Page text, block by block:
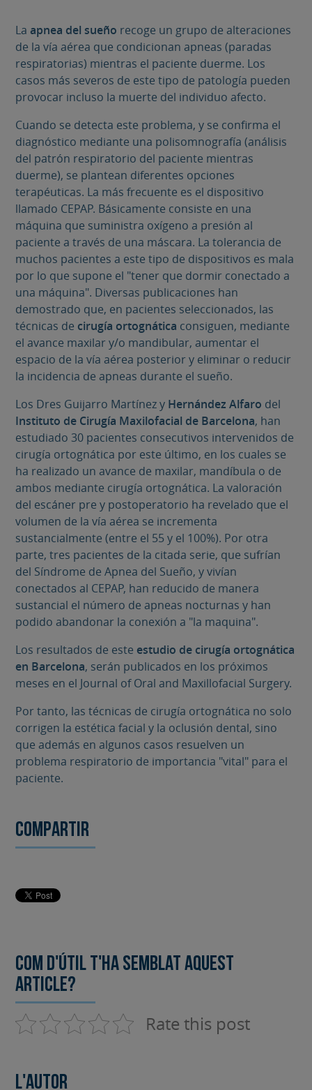
Laapnea del sueño recoge un grupo de alteraciones
de la vía aérea que condicionan apneas (paradas
respiratorias) mientras el paciente duerme. Los
casos más severos de este tipo de patología pueden
provocar incluso la muerte del individuo afecto.
Cuando se detecta este problema, y se confirma el
diagnóstico mediante una polisomnografía (análisis
del patrón respiratorio del paciente mientras
duerme), se plantean diferentes opciones
terapéuticas. La más frecuente es el dispositivo
llamado CEPAP. Básicamente consiste en una
máquina que suministra oxígeno a presión al
paciente a través de una máscara. La tolerancia de
muchos pacientes a este tipo de dispositivos es mala
por lo que supone el "tener que dormir conectado a
una máquina". Diversas publicaciones han
demostrado que, en pacientes seleccionados, las
técnicas de cirugía ortognática consiguen, mediante
el avance maxilar y/o mandibular, aumentar el
espacio de la vía aérea posterior y eliminar o reducir
la incidencia de apneas durante el sueño.
Los Dres Guijarro Martínez y Hernández Alfaro del
Instituto de Cirugía Maxilofacial de Barcelona, han
estudiado 30 pacientes consecutivos intervenidos de
cirugía ortognática por este último, en los cuales se
ha realizado un avance de maxilar, mandíbula o de
ambos mediante cirugía ortognática. La valoración
del escáner pre y postoperatorio ha revelado que el
volumen de la vía aérea se incrementa
sustancialmente (entre el 55 y el 100%). Por otra
parte, tres pacientes de la citada serie, que sufrían
del Síndrome de Apnea del Sueño, y vivían
conectados al CEPAP, han reducido de manera
sustancial el número de apneas nocturnas y han
podido abandonar la conexión a "la maquina".
Los resultados de este estudio de cirugía ortognática
en Barcelona, serán publicados en los próximos
meses en el Journal of Oral and Maxillofacial Surgery.
Por tanto, las técnicas de cirugía ortognática no solo
corrigen la estética facial y la oclusión dental, sino
que además en algunos casos resuelven un
problema respiratorio de importancia "vital" para el
paciente.
Compartir
Com d'útil t'ha semblat aquest
article?
Rate this post
L'autor